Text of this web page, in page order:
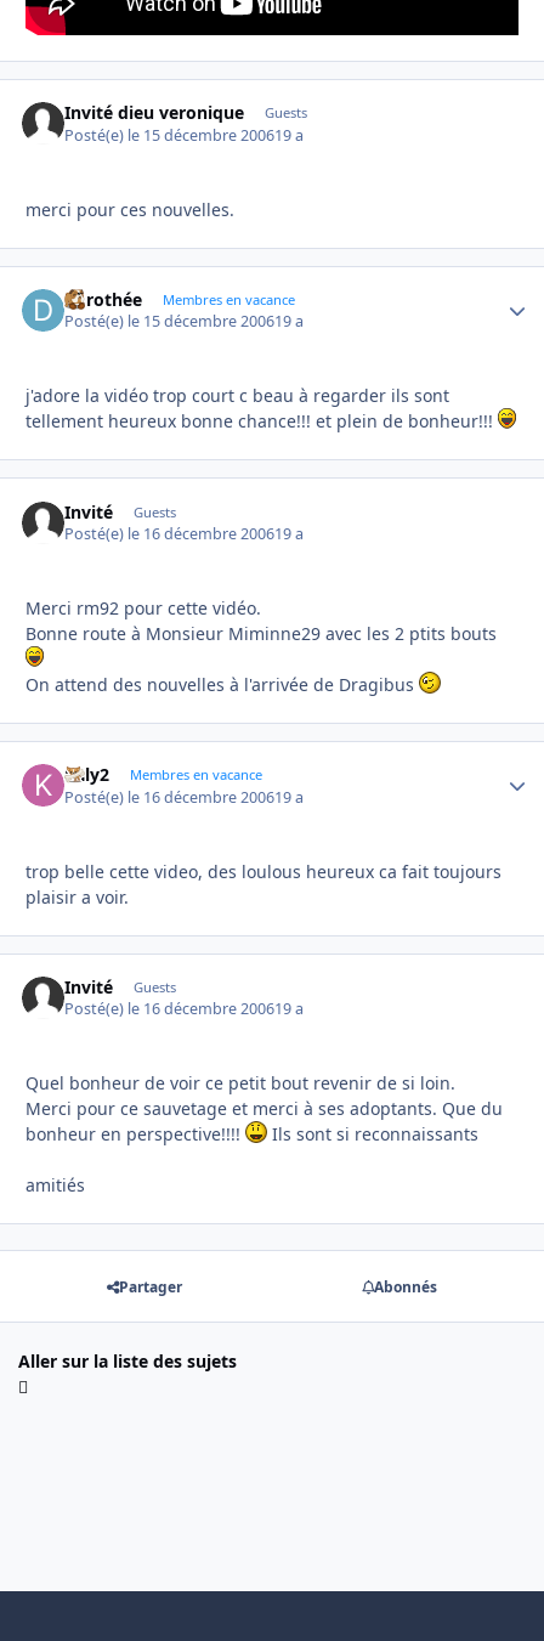
Invité dieu veronique Guests
Posté(e) le 15 décembre 200619 a
merci pour ces nouvelles.
dorothée Membres en vacance
Posté(e) le 15 décembre 200619 a
j'adore la vidéo trop court c beau à regarder ils sont
tellement heureux bonne chance!!! et plein de bonheur!!!
Invité Guests
Posté(e) le 16 décembre 200619 a
Merci rm92 pour cette vidéo.
Bonne route à Monsieur Miminne29 avec les 2 ptits bouts
On attend des nouvelles à l'arrivée de Dragibus
kaly2 Membres en vacance
Posté(e) le 16 décembre 200619 a
trop belle cette video, des loulous heureux ca fait toujours
plaisir a voir.
Invité Guests
Posté(e) le 16 décembre 200619 a
Quel bonheur de voir ce petit bout revenir de si loin.
Merci pour ce sauvetage et merci à ses adoptants. Que du
bonheur en perspective!!!!
Ils sont si reconnaissants
amitiés
Partager Abonnés
Aller sur la liste des sujets